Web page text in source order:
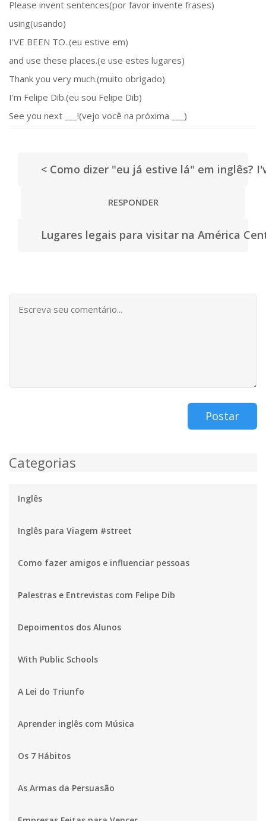
Please invent sentences(por favor invente frases)
using(usando)
I'VE BEEN TO..(eu estive em)
and use these places.(e use estes lugares)
Thank you very much.(muito obrigado)
I'm Felipe Dib.(eu sou Felipe Dib)
See you next ___!(vejo você na próxima ___)
< Como dizer "eu já estive lá" em inglês?
RESPONDER
Lugares legais para visitar na América
Postar
Categorias
Inglês
Inglês para Viagem #street
Como fazer amigos e influenciar pessoas
Palestras e Entrevistas com Felipe Dib
Depoimentos dos Alunos
With Public Schools
A Lei do Triunfo
Aprender inglês com Música
Os 7 Hábitos
As Armas da Persuasão